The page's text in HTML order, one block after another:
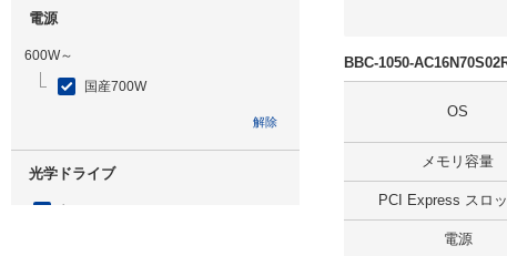
電源
600W～
国産700W
解除
光学ドライブ
無
BBC-1050-
OS
メモリ容量
PCI Express スロ
電源